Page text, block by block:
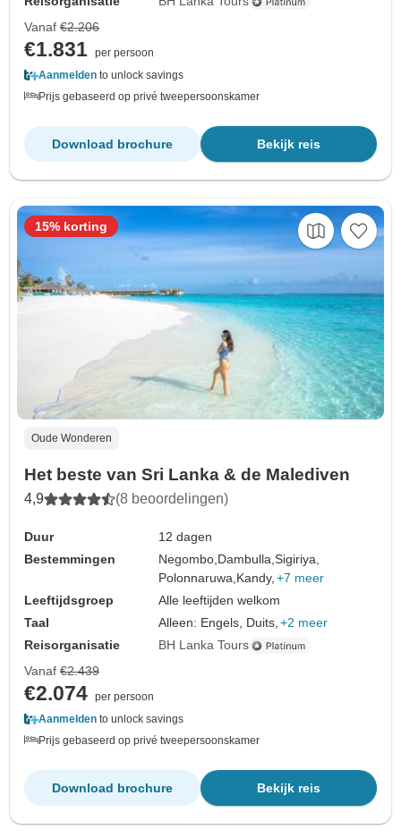
Vanaf €2.206
€1.831 per persoon
Aanmelden to unlock savings
Prijs gebaseerd op privé tweepersoonskamer
Bekijk reis
Download brochure
Oude Wonderen
Het beste van Sri Lanka & de Malediven
4,9 (8 beoordelingen)
Duur
12 dagen
Bestemmingen
Negombo,Dambulla,Sigiriya,
Polonnaruwa,Kandy, +7 meer
Leeftijdsgroep
Alle leeftijden welkom
Taal
Alleen: Engels, Duits, +2 meer
Reisorganisatie
BH Lanka Tours
15% korting
Vanaf €2.439
€2.074 per persoon
Aanmelden to unlock savings
Prijs gebaseerd op privé tweepersoonskamer
Bekijk reis
Download brochure